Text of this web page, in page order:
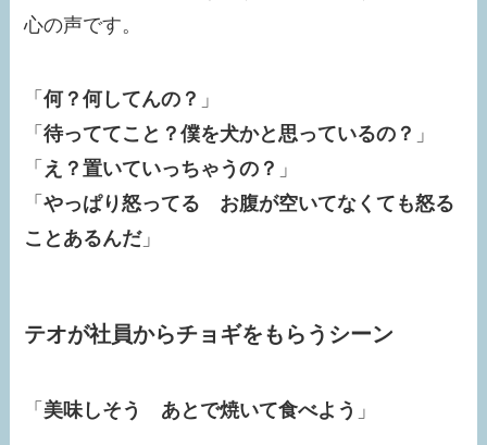
心の声です。
「何？何してんの？ 」
「待っててこと？僕を犬かと思っているの？ 」
「 え？置いていっちゃうの？ 」
「やっぱり怒ってる お腹が空いてなくても怒る
ことあるんだ」
テオが社員からチョギをもらうシーン
「 美味しそう あとで焼いて食べよう 」